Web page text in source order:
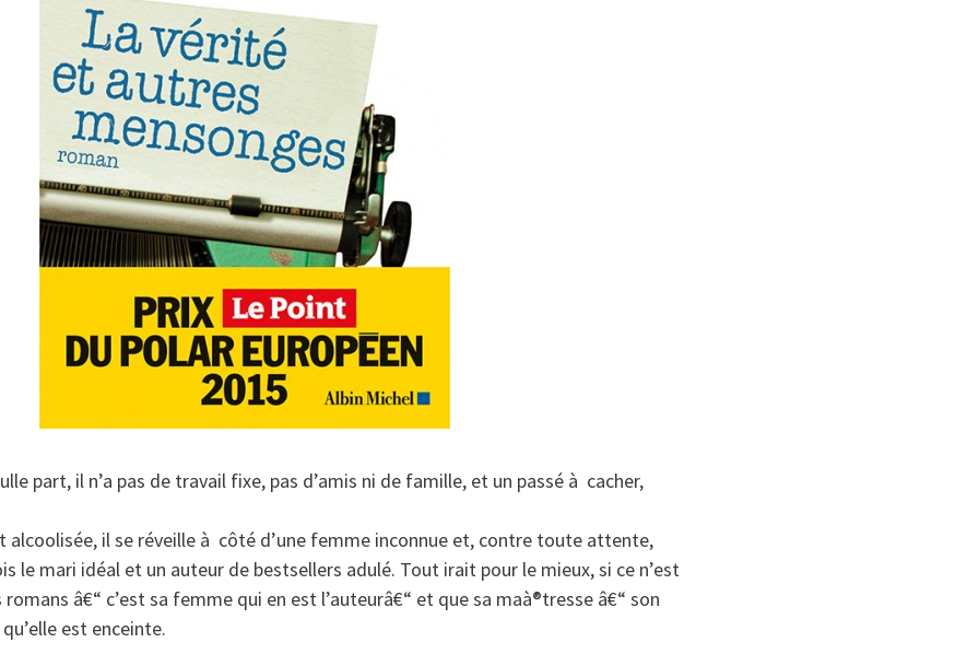
part, il n’a pas de travail fixe, pas d’amis ni de famille, et un passé à cacher,
alcoolisée, il se réveille à côté d’une femme inconnue et, contre toute attente,
le mari idéal et un auteur de bestsellers adulé. Tout irait pour le mieux, si ce n’est
romans â€“ c’est sa femme qui en est l’auteurâ€“ et que sa maà®tresse â€“ son
est enceinte.